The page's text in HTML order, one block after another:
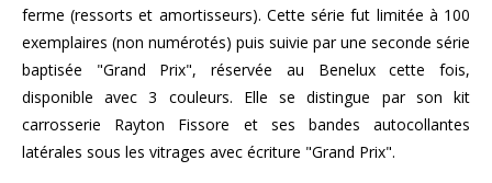
ferme (ressorts et amortisseurs). Cette série fut limitée à 100
exemplaires (non numérotés) puis suivie par une seconde série
baptisée "Grand Prix", réservée au Benelux cette fois,
disponible avec 3 couleurs. Elle se distingue par son kit
carrosserie Rayton Fissore et ses bandes autocollantes
latérales sous les vitrages avec écriture "Grand Prix".